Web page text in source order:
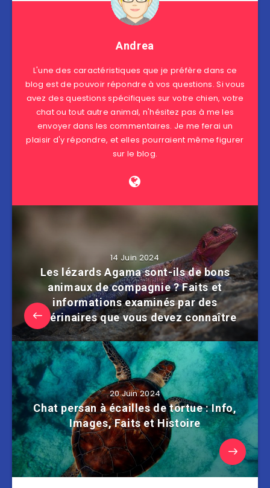
Andrea
L'une des caractéristiques que je préfère dans ce
blog est de pouvoir répondre à vos questions. Si vous
avez des questions spécifiques sur votre chien, votre
chat ou tout autre animal, n'hésitez pas à me les
envoyer dans les commentaires. Je me ferai un
plaisir d'y répondre, et elles pourraient même figurer
sur le blog.
14 Juin 2024
Les lézards Agama sont-ils de bons
animaux de compagnie ? Faits et
informations examinés par des
vétérinaires que vous devez connaître
20 Juin 2024
Chat persan à écailles de tortue : Info,
Images, Faits et Histoire